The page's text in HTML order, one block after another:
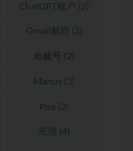
ChatGPT账户 (2)
Gmail邮箱 (2)
Jb账号 (2)
Manus (3)
Poe (2)
充值 (4)